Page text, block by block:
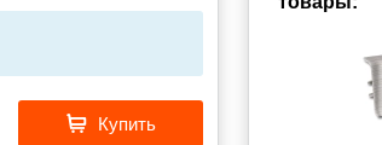
Купить